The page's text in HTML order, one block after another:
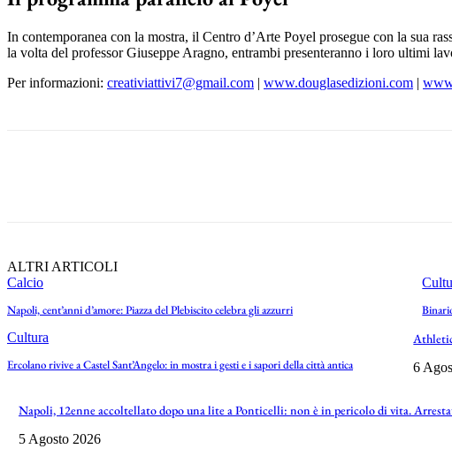
In contemporanea con la mostra, il Centro d’Arte Poyel prosegue con la sua
la volta del professor Giuseppe Aragno, entrambi presenteranno i loro ultimi
Per informazioni: creativiattivi7@gmail.com | www.douglasedizioni.com |
ALTRI ARTICOLI
Calcio
Napoli, cent’anni d’amore: Piazza del Plebiscito celebra gli azzurri
Cultura
Ercolano rivive a Castel Sant’Angelo: in mostra i gesti e i sapori della città antica
6
Napoli, 12enne accoltellato dopo una lite a Ponticelli: non è in pericolo di vita.
5 Agosto 2026